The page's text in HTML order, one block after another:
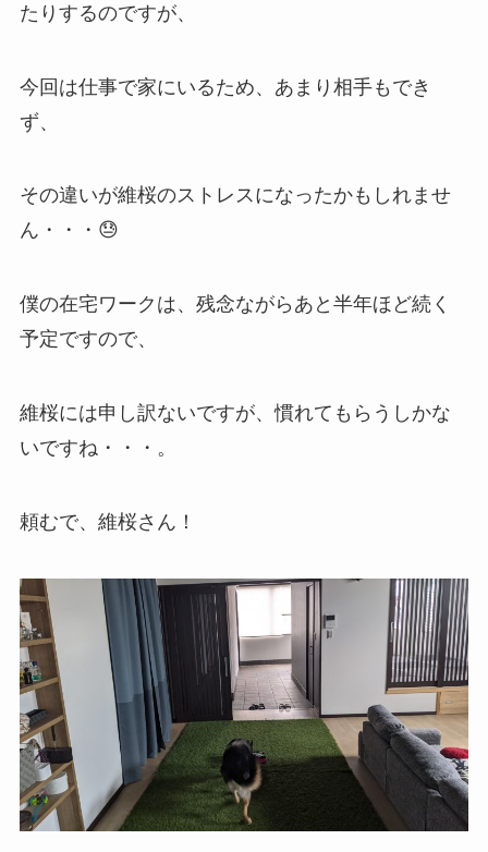
たりするのですが、
今回は仕事で家にいるため、あまり相手もでき
ず、
その違いが維桜のストレスになったかもしれませ
ん・・・😓
僕の在宅ワークは、残念ながらあと半年ほど続く
予定ですので、
維桜には申し訳ないですが、慣れてもらうしかな
いですね・・・。
頼むで、維桜さん！